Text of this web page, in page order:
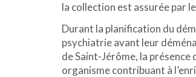
la collection est assurée par
Durant la planification du
psychiatrie avant leur
de Saint-Jérôme, la
organisme contribuant à